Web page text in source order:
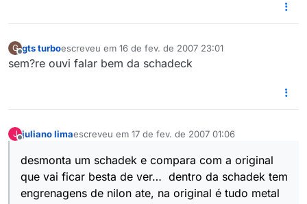
G
Offline
gts turboescreveu em 16 de fev. de 2007 23:01
última edição por
sem?re ouvi falar bem da schadeck
J juliano limaescreveu em 17 de fev. de 2007 01:06
última edição por
desmonta um schadek e compara com a original
que vai ficar besta de ver… dentro da schadek tem
engrenagens de nilon ate, na original é tudo metal